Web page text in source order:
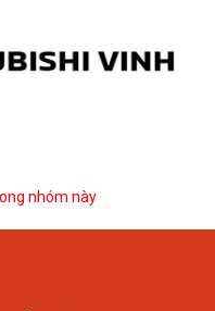
nhóm này